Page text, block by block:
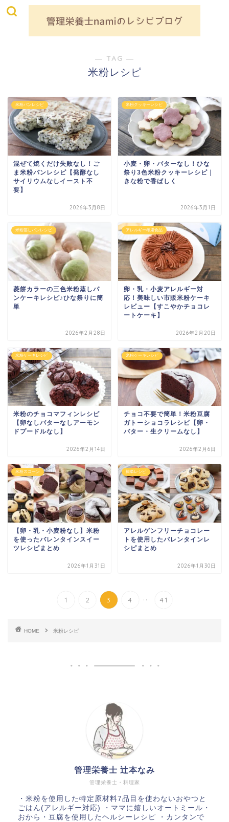
― TAG ―
米粉レシピ
米粉パンレシピ
混ぜて焼くだけ失敗なし！ご
ま米粉パンレシピ【発酵なし
サイリウムなしイースト不
要】
2026年3月8日
米粉クッキーレシピ
小麦・卵・バターなし！ひな
祭り3色米粉クッキーレシピ｜
きな粉で香ばしく
2026年3月1日
米粉蒸しパンレシピ
菱餅カラーの三色米粉蒸しパ
ンケーキレシピ♪ひな祭りに簡
単
2026年2月28日
アレルギー考慮食品
卵・乳・小麦アレルギー対
応！美味しい市販米粉ケーキ
レビュー【すこやかチョコレ
ートケーキ】
2026年2月20日
米粉ケーキレシピ
米粉のチョコマフィンレシピ
【卵なしバターなしアーモン
ドプードルなし】
2026年2月14日
米粉ケーキレシピ
チョコ不要で簡単！米粉豆腐
ガトーショコラレシピ【卵・
バター・生クリームなし】
2026年2月6日
米粉スコーン
【卵・乳・小麦粉なし】米粉
を使ったバレンタインスイー
ツレシピまとめ
2026年1月31日
簡単レシピ
アレルゲンフリーチョコレー
トを使用したバレンタインレ
シピまとめ
2026年1月30日
1 2 3 4 ... 41
HOME 米粉レシピ
管理栄養士・料理家
管理栄養士 辻本なみ
・米粉を使用した特定原材料7品目を使わないおやつと
ごはん(アレルギー対応) ・ママに嬉しいオートミール・
おから・豆腐を使用したヘルシーレシピ ・カンタンで